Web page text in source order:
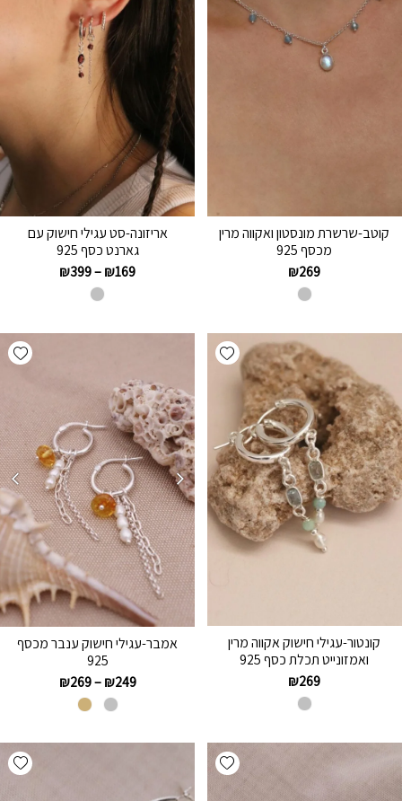
קוטב-שרשרת מונסטון ואקווה מרין
מכסף 925
₪269
אריזונה-סט עגילי חישוק עם
גארנט כסף 925
₪169
–
₪399
Add wishlist
קונטור-עגילי חישוק אקווה מרין
ואמזונייט תכלת כסף 925
₪269
אמבר-עגילי חישוק ענבר מכסף
925
₪249
–
₪269
Add wishlist